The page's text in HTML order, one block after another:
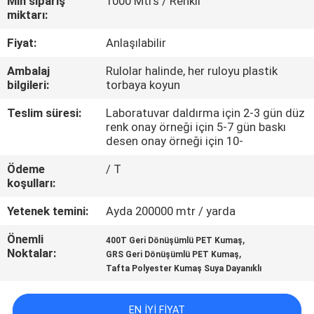
KONTROL
BIZIMLE
ILETIŞIME
GEÇIN
VAKALAR
COMPANY
NEWS
SITE
miktarı:
Fiyat:
Anlaşılabilir
Ambalaj
bilgileri:
Rulolar halinde, her ruloyu plastik
torbaya koyun
Teslim süresi:
Laboratuvar daldırma için 2-3 gün düz
renk onay örneği için 5-7 gün baskı
desen onay örneği için 10-
Ödeme
koşulları:
/ T
Yetenek temini:
Ayda 200000 mtr / yarda
Önemli
Noktalar:
400T Geri Dönüşümlü PET Kumaş,
GRS Geri Dönüşümlü PET Kumaş,
Tafta Polyester Kumaş Suya Dayanıklı
EN IYI FIYAT